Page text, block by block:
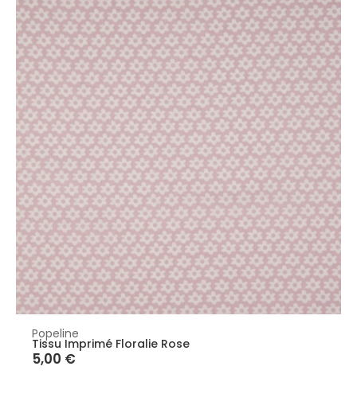
Popeline
Tissu Imprimé Floralie Rose
5,00 €